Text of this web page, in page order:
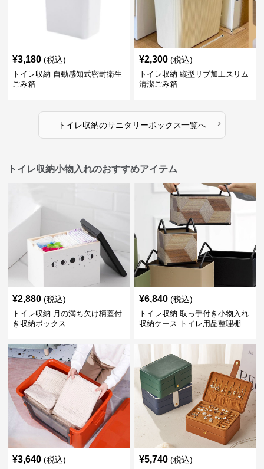
¥3,180 (税込)
トイレ収納 自動感知式密封衛生
ごみ箱
¥2,300 (税込)
トイレ収納 縦型リブ加工スリム
清潔ごみ箱
トイレ収納のサニタリーボックス一覧へ ›
トイレ収納小物入れのおすすめアイテム
¥2,880 (税込)
トイレ収納 月の満ち欠け柄蓋付
き収納ボックス
¥6,840 (税込)
トイレ収納 取っ手付き小物入れ
収納ケース トイレ用品整理棚
¥3,640 (税込) ¥5,740 (税込)